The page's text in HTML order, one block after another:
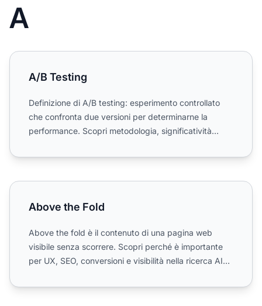
A
A/B Testing
A/B Testing
Definizione di A/B testing: esperimento controllato
che confronta due versioni per determinarne la
performance. Scopri metodologia, significatività
Above the Fold
Above the Fold
Above the fold è il contenuto di una pagina web
visibile senza scorrere. Scopri perché è importante
per UX, SEO, conversioni e visibilità nella ricerca AI